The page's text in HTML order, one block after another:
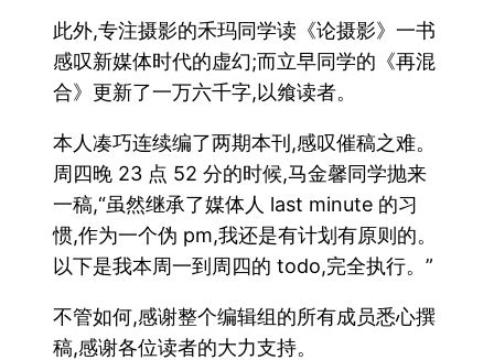
此外,专注摄影的禾玛同学读《论摄影》一书
感叹新媒体时代的虚幻;而立早同学的《再混
合》更新了一万六千字,以飨读者。
本人凑巧连续编了两期本刊,感叹催稿之难。
周四晚 23 点 52 分的时候,马金馨同学抛来
一稿,“虽然继承了媒体人 last minute 的习
惯,作为一个伪 pm,我还是有计划有原则的。
以下是我本周一到周四的 todo,完全执行。”
不管如何,感谢整个编辑组的所有成员悉心撰
稿,感谢各位读者的大力支持。